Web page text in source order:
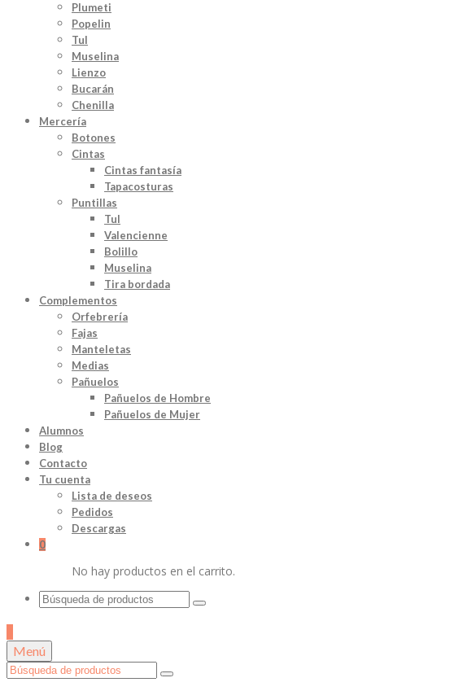
Plumeti
Popelin
Tul
Muselina
Lienzo
Bucarán
Chenilla
Mercería
Botones
Cintas
Cintas fantasía
Tapacosturas
Puntillas
Tul
Valencienne
Bolillo
Muselina
Tira bordada
Complementos
Orfebrería
Fajas
Manteletas
Medias
Pañuelos
Pañuelos de Hombre
Pañuelos de Mujer
Alumnos
Blog
Contacto
Tu cuenta
Lista de deseos
Pedidos
Descargas
0
No hay productos en el carrito.
Buscar
Menú
Buscar